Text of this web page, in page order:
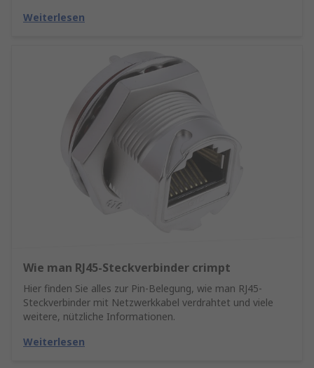
Weiterlesen
Wie man RJ45-Steckverbinder crimpt
Hier finden Sie alles zur Pin-Belegung, wie man RJ45-
Steckverbinder mit Netzwerkkabel verdrahtet und viele
weitere, nützliche Informationen.
Weiterlesen